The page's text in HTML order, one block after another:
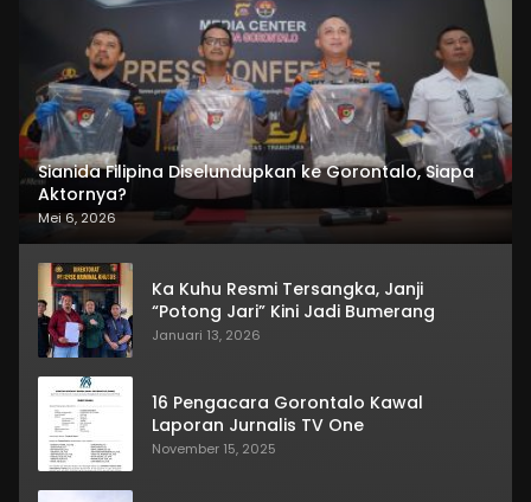
Sianida Filipina Diselundupkan ke Gorontalo, Siapa
Aktornya?
Mei 6, 2026
Ka Kuhu Resmi Tersangka, Janji
“Potong Jari” Kini Jadi Bumerang
Januari 13, 2026
16 Pengacara Gorontalo Kawal
Laporan Jurnalis TV One
November 15, 2025